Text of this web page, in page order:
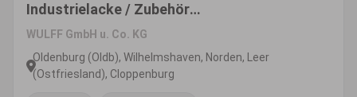
Industrielacke / Zubehör
(m/w/d) Bereich
Lackierhandwerk Region
Ostfriesland, Oldenburger
WULFF GmbH u. Co. KG
Oldenburg (Oldb), Wilhelmshaven, Norden, Leer
(Ostfriesland), Cloppenburg